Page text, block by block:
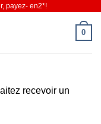
payez- en2*!
0
recevoir un